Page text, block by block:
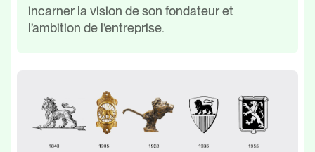
incarner la vision de son fondateur et
l’ambition de l’entreprise.